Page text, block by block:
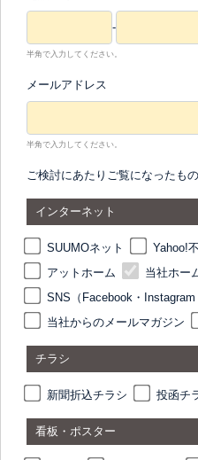
-
半角で入力してください。
メールアドレス
半角で入力してください。
ご検討にあたりご覧になったも
インターネット
SUUMOネット Yahoo!
アットホーム
当社ホー
SNS（Facebook・Instagram
当社からのメールマガジン
チラシ
新聞折込チラシ 投函チ
看板・ポスター